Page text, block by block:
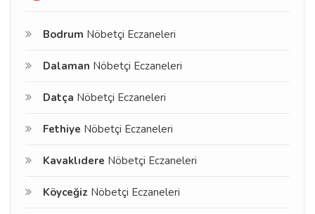
Bodrum Nöbetçi Eczaneleri
Dalaman Nöbetçi Eczaneleri
Datça Nöbetçi Eczaneleri
Fethiye Nöbetçi Eczaneleri
Kavaklıdere Nöbetçi Eczaneleri
Köyceğiz Nöbetçi Eczaneleri